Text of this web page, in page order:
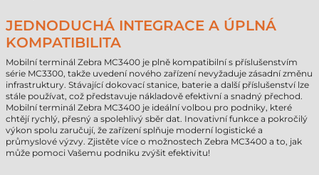
JEDNODUCHÁ INTEGRACE A ÚPLNÁ
KOMPATIBILITA
Mobilní terminál Zebra MC3400 je plně kompatibilní s příslušenstvím
série MC3300, takže uvedení nového zařízení nevyžaduje zásadní změnu
infrastruktury. Stávající dokovací stanice, baterie a další příslušenství lze
stále používat, což představuje nákladově efektivní a snadný přechod.
Mobilní terminál Zebra MC3400 je ideální volbou pro podniky, které
chtějí rychlý, přesný a spolehlivý sběr dat. Inovativní funkce a pokročilý
výkon spolu zaručují, že zařízení splňuje moderní logistické a
průmyslové výzvy. Zjistěte více o možnostech Zebra MC3400 a to, jak
může pomoci Vašemu podniku zvýšit efektivitu!